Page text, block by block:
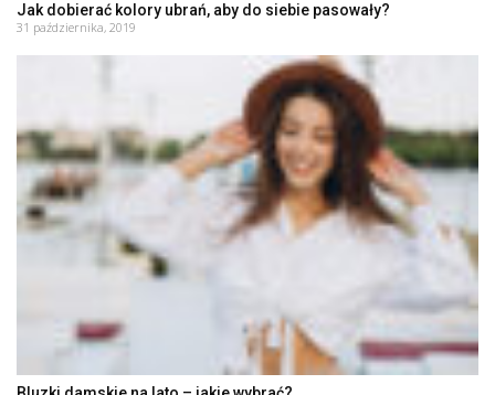
Jak dobierać kolory ubrań, aby do siebie pasowały?
31 października, 2019